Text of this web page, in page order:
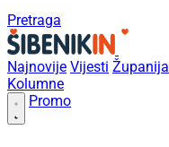
Pretraga
Najnovije Vijesti Županija
Kolumne
Promo